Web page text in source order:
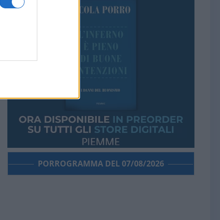
PORROGRAMMA DEL 07/08/2026